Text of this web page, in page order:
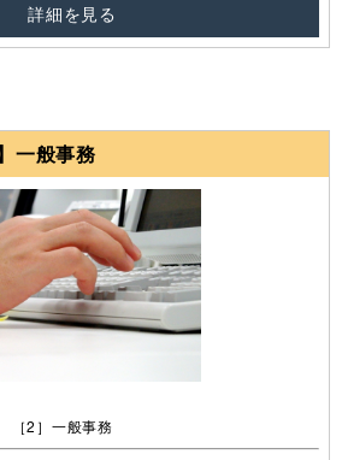
詳細を見る
一般事務
2］一般事務